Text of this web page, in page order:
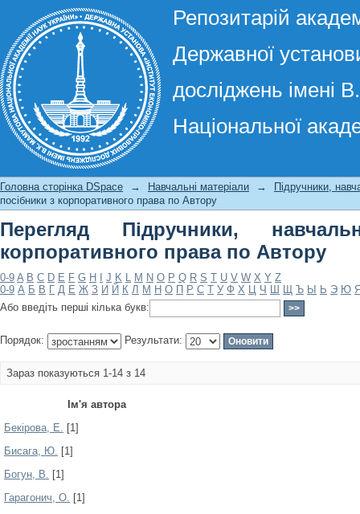
Репозитарій
Державної
досліджень імені
Національної
Перегляд Підручники,
Автору
Головна сторінка DSpace → Навчальні матеріали →
Підручники,
посібники з корпоративного права по Автору
Перегляд Підручники,
корпоративного права по Автору
0-9 A B C D E F G H J K L M N O P Q R S T U V W X Y Z
0-9 А Б В Г Д Е Ж З И Й К Л М Н О П Р С Т У Ф Х Ц Ч Ш Щ Ъ Ы Ь Э Ю
Або введіть перші кілька букв:
Порядок: Результати:
Зараз показуються 1-14 з 14
Ім'я автора
Бекірова, Е. [1]
Бисага, Ю. [1]
Богун, В. [1]
Гарагонич, О. [1]